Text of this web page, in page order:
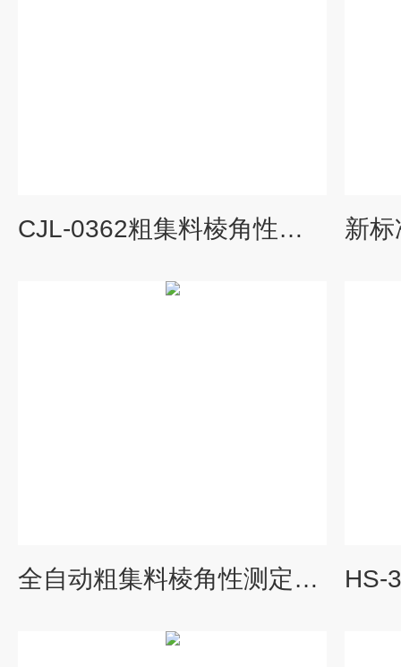
CJL-0362粗集料棱角性测定仪源头发货可定制
全自动粗集料棱角性测定仪包检